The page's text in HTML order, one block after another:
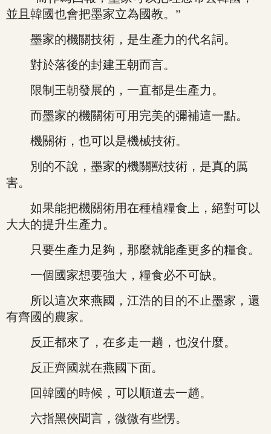
並且韓國也會把墨家立為國教。”
墨家的機關技術，是生產力的代名詞。
對於落後的封建王朝而言。
限制王朝發展的，一直都是生產力。
而墨家的機關術可用完美的彌補這一點。
機關術，也可以是機械技術。
別的不說，墨家的機關獸技術，是真的厲
害。
如果能把機關術用在種植糧食上，絕對可以
大大的提升生產力。
只要生產力足夠，那麼就能產更多的糧食。
一個國家想要強大，糧食必不可缺。
所以這次來燕國，江浩的目的不止墨家，還
有齊國的農家。
反正都來了，在多走一趟，也沒什麼。
反正齊國就在燕國下面。
回韓國的時候，可以順道去一趟。
六指黑俠聞言，微微有些愣。